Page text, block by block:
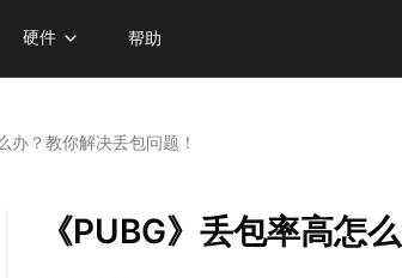
硬件 帮助
办？教你解决丢包问题！
《PUBG》丢包率高怎